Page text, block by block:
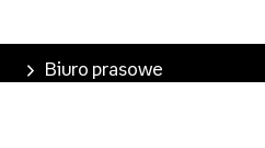
Biuro prasowe